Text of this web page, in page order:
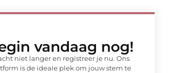
vandaag nog!
niet langer en registreer je nu. Ons
is de ideale plek om jouw stem te